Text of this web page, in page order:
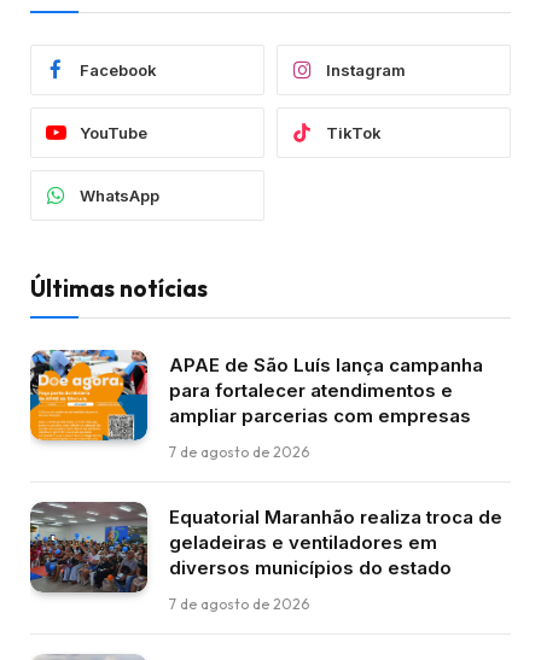
Facebook Instagram
YouTube TikTok
WhatsApp
Últimas notícias
APAE de São Luís lança campanha
para fortalecer atendimentos e
ampliar parcerias com empresas
7 de agosto de 2026
Equatorial Maranhão realiza troca de
geladeiras e ventiladores em
diversos municípios do estado
7 de agosto de 2026